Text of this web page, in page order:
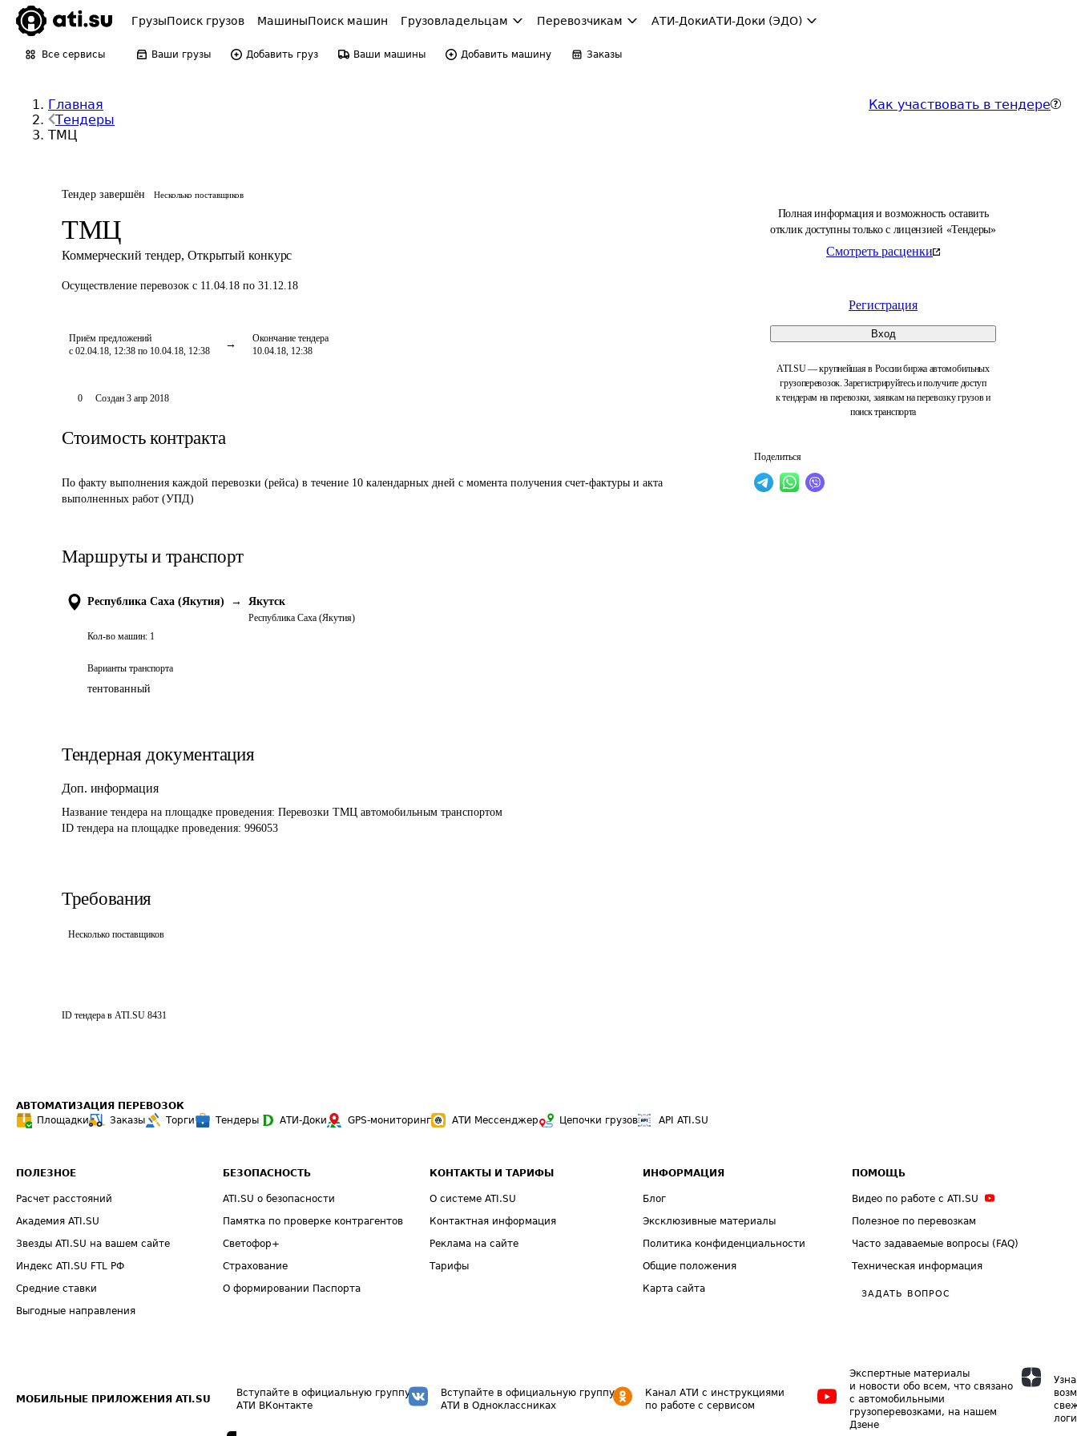
ГрузыПоиск грузов МашиныПоиск машин Грузовладельцам Перевозчикам АТИ-ДокиАТИ-Доки (ЭДО)
Все сервисы Ваши грузы Добавить груз Ваши машины Добавить машину Заказы
Главная
Тендеры
ТМЦ
Как участвовать в тендере
Тендер завершён Несколько поставщиков
ТМЦ
Коммерческий тендер, Открытый конкурс
Осуществление перевозок с 11.04.18 по 31.12.18
Приём предложений
с 02.04.18, 12:38 по 10.04.18, 12:38
Окончание тендера
10.04.18, 12:38
Полная информация и возможность оставить
отклик доступны только с лицензией «Тендеры»
Смотреть расценки
Регистрация
Вход
ATI.SU — крупнейшая в России биржа автомобильных
грузоперевозок. Зарегистрируйтесь и получите доступ
к тендерам на перевозки, заявкам на перевозку грузов и
поиск транспорта
Поделиться
0 Создан 3 апр 2018
Стоимость контракта
По факту выполнения каждой перевозки (рейса) в течение 10 календарных дней с момента получения счет-фактуры и акта
выполненных работ (УПД)
Маршруты и транспорт
Республика Саха (Якутия) → Якутск
Республика Саха (Якутия)
Кол-во машин: 1
Варианты транспорта
тентованный
Тендерная документация
Доп. информация
Название тендера на площадке проведения: Перевозки ТМЦ автомобильным транспортом
ID тендера на площадке проведения: 996053
Требования
Несколько поставщиков
ID тендера в ATI.SU 8431
АВТОМАТИЗАЦИЯ ПЕРЕВОЗОК
Площадки
Заказы Торги Тендеры АТИ-Доки GPS-мониторинг АТИ Мессенджер Цепочки грузов API ATI.SU
ПОЛЕЗНОЕ
Расчет расстояний
Академия ATI.SU
Звезды ATI.SU на вашем сайте
Индекс ATI.SU FTL РФ
Средние ставки
Выгодные направления
БЕЗОПАСНОСТЬ
ATI.SU о безопасности
Памятка по проверке контрагентов
Светофор+
Страхование
О формировании Паспорта
КОНТАКТЫ И ТАРИФЫ
О системе ATI.SU
Контактная информация
Реклама на сайте
Тарифы
ИНФОРМАЦИЯ
Блог
Эксклюзивные материалы
Политика конфиденциальности
Общие положения
Карта сайта
ПОМОЩЬ
Видео по работе с ATI.SU
Полезное по перевозкам
Часто задаваемые вопросы (FAQ)
Техническая информация
ЗАДАТЬ ВОПРОС
МОБИЛЬНЫЕ ПРИЛОЖЕНИЯ ATI.SU
Вступайте в официальную группу
АТИ ВКонтакте
Вступайте в официальную группу
АТИ в Одноклассниках
Канал АТИ с инструкциями
по работе с сервисом
Экспертные материалы
и новости обо всем, что связано
с автомобильными
грузоперевозками, на нашем
Дзене